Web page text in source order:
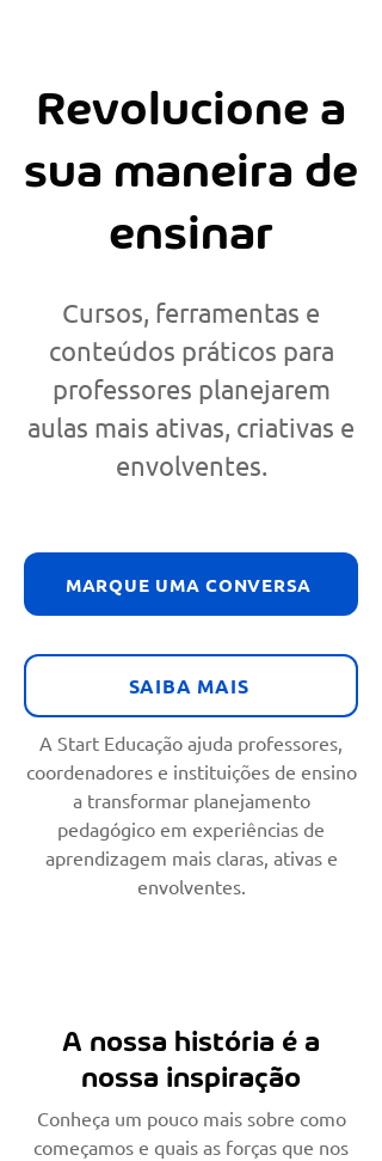
Revolucione a
sua maneira de
ensinar
Cursos, ferramentas e
conteúdos práticos para
professores planejarem
aulas mais ativas, criativas e
envolventes.
MARQUE UMA CONVERSA
SAIBA MAIS
A Start Educação ajuda professores,
coordenadores e instituições de ensino
a transformar planejamento
pedagógico em experiências de
aprendizagem mais claras, ativas e
envolventes.
A nossa história é a
nossa inspiração
Conheça um pouco mais sobre como
começamos e quais as forças que nos